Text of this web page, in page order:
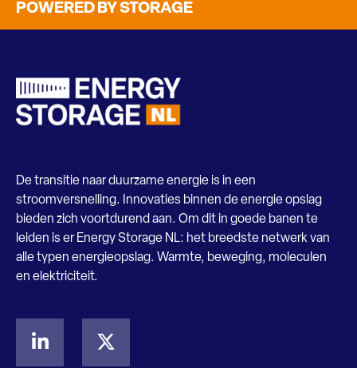
POWERED BY STORAGE
De transitie naar duurzame energie is in een
stroomversnelling. Innovaties binnen de energie opslag
bieden zich voortdurend aan. Om dit in goede banen te
leiden is er Energy Storage NL: het breedste netwerk van
alle typen energieopslag. Warmte, beweging, moleculen
en elektriciteit.